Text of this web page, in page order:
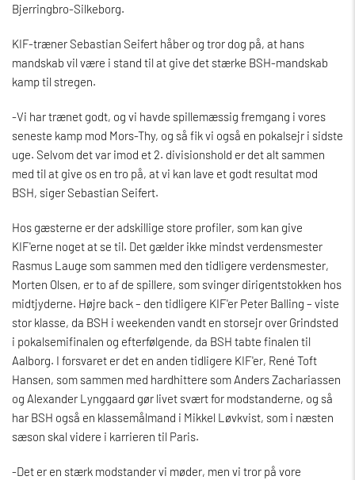
Bjerringbro-Silkeborg.
KIF-træner Sebastian Seifert håber og tror dog på, at hans
mandskab vil være i stand til at give det stærke BSH-mandskab
kamp til stregen.
-Vi har trænet godt, og vi havde spillemæssig fremgang i vores
seneste kamp mod Mors-Thy, og så fik vi også en pokalsejr i sidste
uge. Selvom det var imod et 2. divisionshold er det alt sammen
med til at give os en tro på, at vi kan lave et godt resultat mod
BSH, siger Sebastian Seifert.
Hos gæsterne er der adskillige store profiler, som kan give
KIF'erne noget at se til. Det gælder ikke mindst verdensmester
Rasmus Lauge som sammen med den tidligere verdensmester,
Morten Olsen, er to af de spillere, som svinger dirigentstokken hos
midtjyderne. Højre back – den tidligere KIF'er Peter Balling – viste
stor klasse, da BSH i weekenden vandt en storsejr over Grindsted
i pokalsemifinalen og efterfølgende, da BSH tabte finalen til
Aalborg. I forsvaret er det en anden tidligere KIF'er, René Toft
Hansen, som sammen med hardhittere som Anders Zachariassen
og Alexander Lynggaard gør livet svært for modstanderne, og så
har BSH også en klassemålmand i Mikkel Løvkvist, som i næsten
sæson skal videre i karrieren til Paris.
-Det er en stærk modstander vi møder, men vi tror på vore